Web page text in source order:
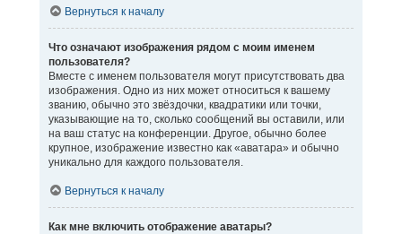
Вернуться к началу
Что означают изображения рядом с моим именем
пользователя?
Вместе с именем пользователя могут присутствовать два
изображения. Одно из них может относиться к вашему
званию, обычно это звёздочки, квадратики или точки,
указывающие на то, сколько сообщений вы оставили, или
на ваш статус на конференции. Другое, обычно более
крупное, изображение известно как «аватара» и обычно
уникально для каждого пользователя.
Вернуться к началу
Как мне включить отображение аватары?